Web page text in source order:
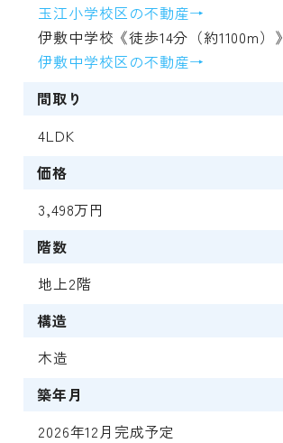
玉江小学校区の不動産→
伊敷中学校《徒歩14分（約1100m）》
伊敷中学校区の不動産→
間取り
4LDK
価格
3,498万円
階数
地上2階
構造
木造
築年月
2026年12月完成予定